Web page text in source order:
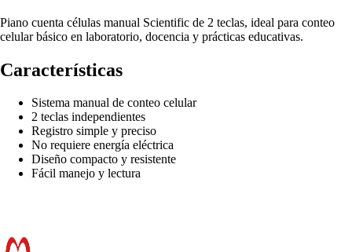
Piano cuenta células manual Scientific de 2 teclas, ideal para conteo
celular básico en laboratorio, docencia y prácticas educativas.
Características
Sistema manual de conteo celular
2 teclas independientes
Registro simple y preciso
No requiere energía eléctrica
Diseño compacto y resistente
Fácil manejo y lectura